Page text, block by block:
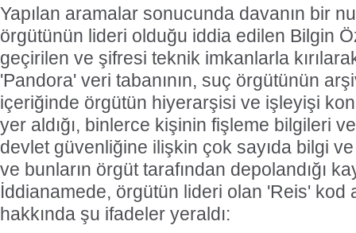
Yapılan aramalar sonucunda davanın bir
örgütünün lideri olduğu iddia edilen Bilgin
geçirilen ve şifresi teknik imkanlarla
'Pandora' veri tabanının, suç örgütünün
içeriğinde örgütün hiyerarşisi ve işleyişi
yer aldığı, binlerce kişinin fişleme bilgileri
devlet güvenliğine ilişkin çok sayıda bilgi
ve bunların örgüt tarafından depolandığı
İddianamede, örgütün lideri olan 'Reis' kod
hakkında şu ifadeler yeraldı: